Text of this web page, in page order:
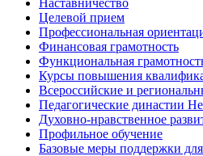
Наставничество
Целевой прием
Профессиональная
Финансовая грамотность
Функциональная
Курсы повышения
Всероссийские и
Педагогические династии
Духовно-нравственное
Профильное обучение
Базовые меры поддержки